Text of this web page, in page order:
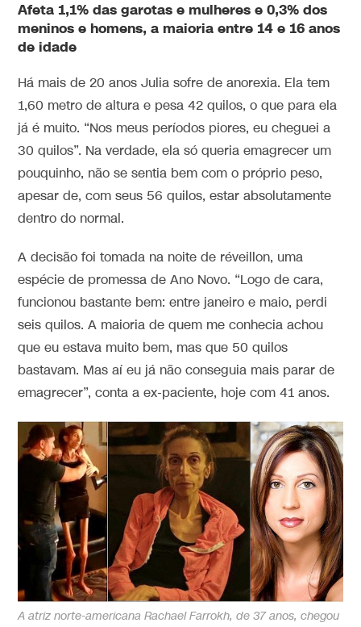
Afeta 1,1% das garotas e mulheres e 0,3% dos
meninos e homens, a maioria entre 14 e 16 anos
de idade
Há mais de 20 anos Julia sofre de anorexia. Ela tem
1,60 metro de altura e pesa 42 quilos, o que para ela
já é muito. “Nos meus períodos piores, eu cheguei a
30 quilos”. Na verdade, ela só queria emagrecer um
pouquinho, não se sentia bem com o próprio peso,
apesar de, com seus 56 quilos, estar absolutamente
dentro do normal.
A decisão foi tomada na noite de réveillon, uma
espécie de promessa de Ano Novo. “Logo de cara,
funcionou bastante bem: entre janeiro e maio, perdi
seis quilos. A maioria de quem me conhecia achou
que eu estava muito bem, mas que 50 quilos
bastavam. Mas aí eu já não conseguia mais parar de
emagrecer”, conta a ex-paciente, hoje com 41 anos.
A atriz norte-americana Rachael Farrokh, de 37 anos, chegou